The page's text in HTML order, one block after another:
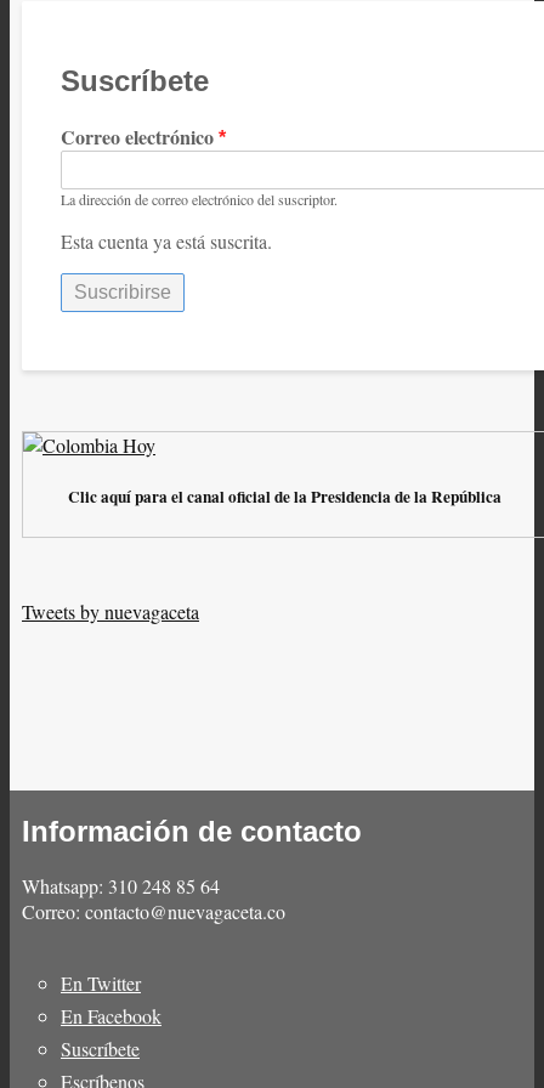
Suscríbete
Correo electrónico
La dirección de correo electrónico del suscriptor.
Esta cuenta ya está suscrita.
Clic aquí para el canal oficial de la Presidencia de la República
Tweets by nuevagaceta
Información de contacto
Whatsapp: 310 248 85 64
Correo: contacto@nuevagaceta.co
Menú
del
pie
En Twitter
En Facebook
Suscríbete
Escríbenos